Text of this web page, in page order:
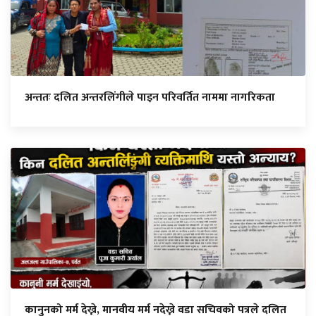
अन्ततः दलित अन्तरलिंगीले पाइन परिवर्तित नाममा नागरिकता
कानुनको मर्म देख्ने, मानवीय मर्म नदेख्ने वडा सचिवको पत्रले दलित